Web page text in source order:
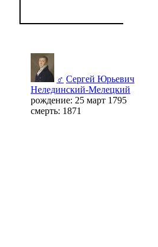
♂ Сергей Юрьевич
Нелединский-Мелецкий
рождение: 25 март 1795
смерть: 1871